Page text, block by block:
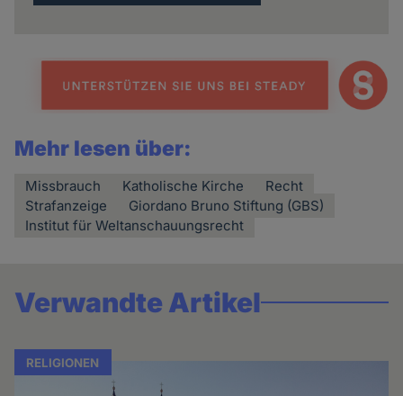
Mehr lesen über:
Missbrauch Katholische Kirche
Recht
Strafanzeige
Giordano Bruno Stiftung (GBS)
Institut für Weltanschauungsrecht
Verwandte Artikel
RELIGIONEN